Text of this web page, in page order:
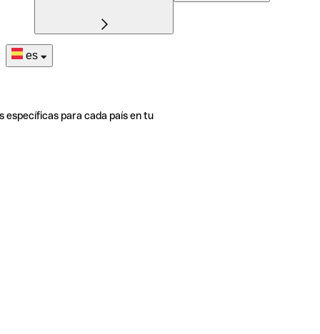
es
específicas para cada país en tu